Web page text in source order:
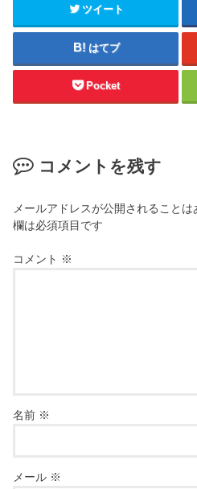
ツイート
はてブ
Pocket
コメントを残す
メールアドレスが公開されることは
欄は必須項目です
コメント ※
名前 ※
メール ※